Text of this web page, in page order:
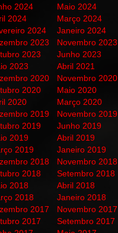
2024
Maio 2024
2024
Março 2024
2024
Janeiro 2024
2023
Novembro 2023
2023
Junho 2023
2023
Abril 2021
2020
Novembro 2020
2020
Maio 2020
2020
Março 2020
2019
Novembro 2019
2019
Junho 2019
2019
Abril 2019
2019
Janeiro 2019
2018
Novembro 2018
2018
Setembro 2018
2018
Abril 2018
2018
Janeiro 2018
2017
Novembro 2017
2017
Setembro 2017